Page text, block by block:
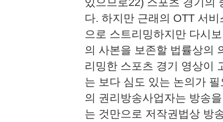
다. 하지만 근래의 OTT 서
으로 스트리밍하지만 다시
의 사본을 보존할 법률상의
리밍한 스포츠 경기 영상이
는 보다 심도 있는 논의가
의 권리방송사업자는 방송
는 것만으로 저작권법상 방